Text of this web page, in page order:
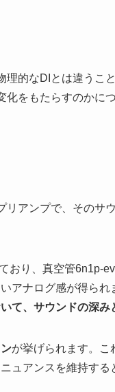
的なDIとは違うこ
をもたらすのかに
アンプで、そのサ
おり、真空管6n1p-
アナログ感が得られ
て、サウンドの深み
が挙げられます。こ
ュアンスを維持する